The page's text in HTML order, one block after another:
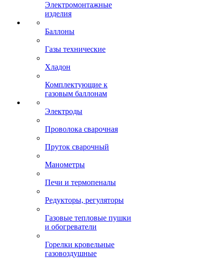
Электромонтажные
изделия
Баллоны
Газы технические
Хладон
Комплектующие к
газовым баллонам
Электроды
Проволока сварочная
Пруток сварочный
Манометры
Печи и термопеналы
Редукторы, регуляторы
Газовые тепловые пушки
и обогреватели
Горелки кровельные
газовоздушные